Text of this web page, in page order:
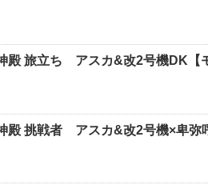
殿 旅立ち アスカ&改2号機DK【
殿 挑戦者 アスカ&改2号機×卑弥